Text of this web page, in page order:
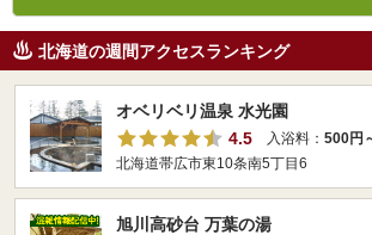
北海道の週間アクセスランキング
オベリベリ温泉 水光園
4.5
入浴料： 500円
北海道帯広市東10条南5丁目6
旭川高砂台 万葉の湯